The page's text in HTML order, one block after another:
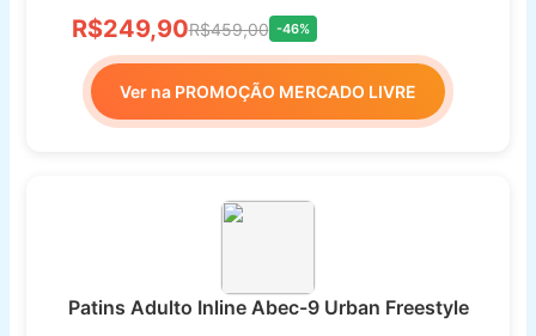
R$249,90R$459,00 -46%
Ver na PROMOÇÃO MERCADO LIVRE
Patins Adulto Inline Abec-9 Urban Freestyle